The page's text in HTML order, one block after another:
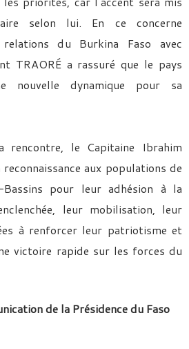
selon lui. En ce concerne
du Burkina Faso avec
TRAORÉ a rassuré que le pays
nouvelle dynamique pour sa
rencontre, le Capitaine Ibrahim
aux populations de
pour leur adhésion à la
leur mobilisation, leur
à renforcer leur patriotisme et
victoire rapide sur les forces du
de la Présidence du Faso